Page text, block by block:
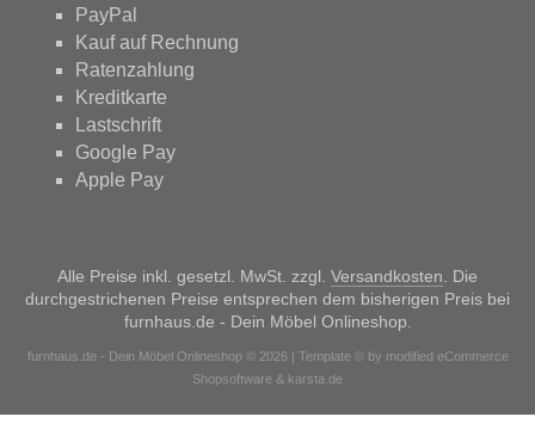
PayPal
Kauf auf Rechnung
Ratenzahlung
Kreditkarte
Lastschrift
Google Pay
Apple Pay
Alle Preise inkl. gesetzl. MwSt. zzgl. Versandkosten . Die
durchgestrichenen Preise entsprechen dem bisherigen Preis bei
furnhaus.de - Dein Möbel Onlineshop.
furnhaus.de - Dein Möbel Onlineshop © 2026 | Template © by modified eCommerce
Shopsoftware & karsta.de